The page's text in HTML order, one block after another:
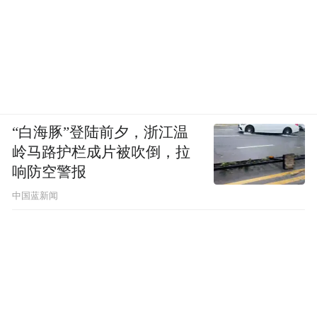
凝视no.3 200x100cm 布面油画
“白海豚”登陆前夕，浙江温
岭马路护栏成片被吹倒，拉
响防空警报
中国蓝新闻